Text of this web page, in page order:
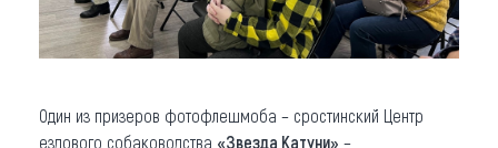
Один из призеров фотофлешмоба – сростинский Центр
ездового собаководства «Звезда Катуни» –